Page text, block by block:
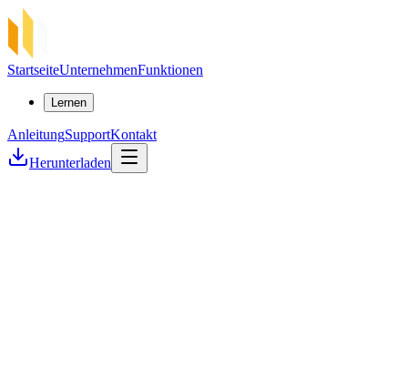
StartseiteUnternehmenFunktionen
Lernen
AnleitungSupportKontakt
Herunterladen